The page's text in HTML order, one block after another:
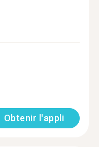
Obtenir l'appli